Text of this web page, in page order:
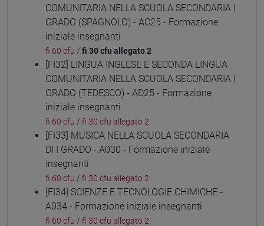
COMUNITARIA NELLA SCUOLA SECONDARIA I
GRADO (SPAGNOLO) - AC25 - Formazione
iniziale insegnanti
fi 60 cfu / fi 30 cfu allegato 2
[FI32] LINGUA INGLESE E SECONDA LINGUA
COMUNITARIA NELLA SCUOLA SECONDARIA I
GRADO (TEDESCO) - AD25 - Formazione
iniziale insegnanti
fi 60 cfu / fi 30 cfu allegato 2
[FI33] MUSICA NELLA SCUOLA SECONDARIA
DI I GRADO - A030 - Formazione iniziale
insegnanti
fi 60 cfu / fi 30 cfu allegato 2
[FI34] SCIENZE E TECNOLOGIE CHIMICHE -
A034 - Formazione iniziale insegnanti
fi 60 cfu / fi 30 cfu allegato 2